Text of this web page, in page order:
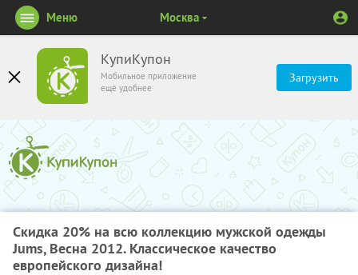
КупиКупон
Мобильное приложение
ещё удобнее
Загрузить
Меню Москва
Скидка 20% на всю коллекцию мужской одежды
Jums, Весна 2012. Классическое качество
европейского дизайна!